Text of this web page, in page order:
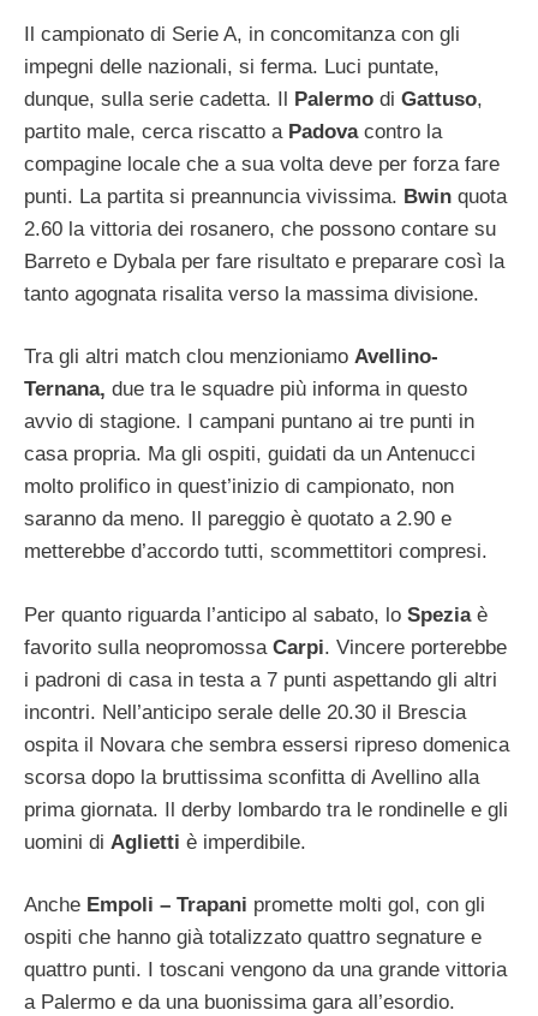
Il campionato di Serie A, in concomitanza con gli
impegni delle nazionali, si ferma. Luci puntate,
dunque, sulla serie cadetta. Il Palermo di Gattuso,
partito male, cerca riscatto a Padovacontro la
compagine locale che a sua volta deve per forza fare
punti. La partita si preannuncia vivissima. Bwin quota
2.60 la vittoria dei rosanero, che possono contare su
Barreto e Dybala per fare risultato e preparare così la
tanto agognata risalita verso la massima divisione.
Tra gli altri match clou menzioniamo Avellino-
Ternana, due tra le squadre più informa in questo
avvio di stagione. I campani puntano ai tre punti in
casa propria. Ma gli ospiti, guidati da un Antenucci
molto prolifico in quest’inizio di campionato, non
saranno da meno. Il pareggio è quotato a 2.90 e
metterebbe d’accordo tutti, scommettitori compresi.
Per quanto riguarda l’anticipo al sabato, lo Speziaè
favorito sulla neopromossa Carpi. Vincere porterebbe
i padroni di casa in testa a 7 punti aspettando gli altri
incontri. Nell’anticipo serale delle 20.30 il Brescia
ospita il Novara che sembra essersi ripreso domenica
scorsa dopo la bruttissima sconfitta di Avellino alla
prima giornata. Il derby lombardo tra le rondinelle e gli
uomini di Aglietti è imperdibile.
Anche Empoli – Trapani promette molti gol, con gli
ospiti che hanno già totalizzato quattro segnature e
quattro punti. I toscani vengono da una grande vittoria
a Palermo e da una buonissima gara all’esordio.